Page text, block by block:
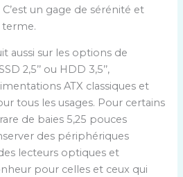
un gage de sérénité et
terme.
aussi sur les options de
2,5’’ ou HDD 3,5’’,
ATX classiques et
tous les usages. Pour certains
de baies 5,25 pouces
des périphériques
lecteurs optiques et
pour celles et ceux qui